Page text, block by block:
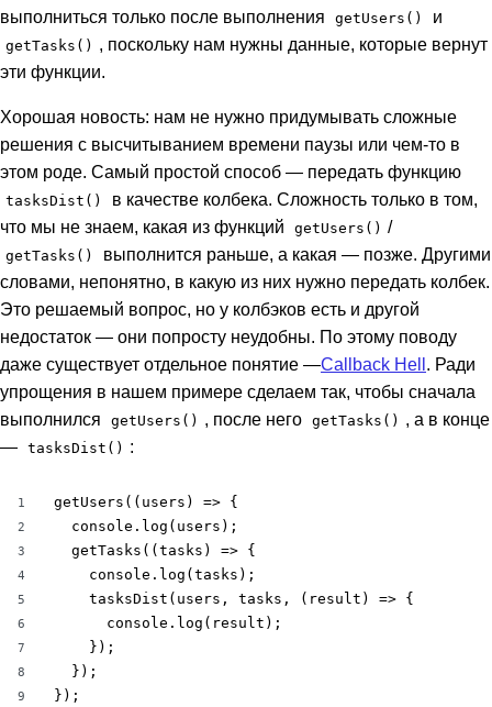
выполниться только после выполнения
getUsers() и
getTasks() , поскольку нам нужны данные, которые вернут
эти функции.
Хорошая новость: нам не нужно придумывать сложные
решения с высчитыванием времени паузы или чем-то в
этом роде. Самый простой способ — передать функцию
tasksDist()
в качестве колбека. Сложность только в том,
что мы не знаем, какая из функций
getUsers() /
getTasks()
выполнится раньше, а какая — позже. Другими
словами, непонятно, в какую из них нужно передать колбек.
Это решаемый вопрос, но у колбэков есть и другой
недостаток — они попросту неудобны. По этому поводу
даже существует отдельное понятие —Callback Hell. Ради
упрощения в нашем примере сделаем так, чтобы сначала
выполнился
getUsers() , после него getTasks() , а в конце
— tasksDist() :
1
2
3
4
5
6
7
8
9
getUsers((users) => {
  console.log(users);
  getTasks((tasks) => {
    console.log(tasks);
    tasksDist(users, tasks, (result) => {
      console.log(result);
    });
  });
});